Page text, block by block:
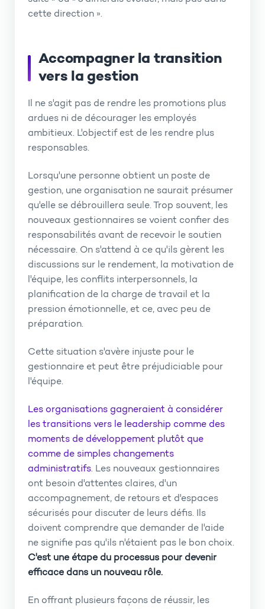
cette direction ».
Accompagner la transition
vers la gestion
Il ne s'agit pas de rendre les promotions plus
ardues ni de décourager les employés
ambitieux. L'objectif est de les rendre plus
responsables.
Lorsqu'une personne obtient un poste de
gestion, une organisation ne saurait présumer
qu'elle se débrouillera seule. Trop souvent, les
nouveaux gestionnaires se voient confier des
responsabilités avant de recevoir le soutien
nécessaire. On s'attend à ce qu'ils gèrent les
discussions sur le rendement, la motivation de
l'équipe, les conflits interpersonnels, la
planification de la charge de travail et la
pression émotionnelle, et ce, avec peu de
préparation.
Cette situation s'avère injuste pour le
gestionnaire et peut être préjudiciable pour
l'équipe.
Les organisations gagneraient à considérer
les transitions vers le leadership comme des
moments de développement plutôt que
comme de simples changements
administratifs. Les nouveaux gestionnaires
ont besoin d'attentes claires, d'un
accompagnement, de retours et d'espaces
sécurisés pour discuter de leurs défis. Ils
doivent comprendre que demander de l'aide
ne signifie pas qu'ils n'étaient pas le bon choix.
C'est une étape du processus pour devenir
efficace dans un nouveau rôle.
En offrant plusieurs façons de réussir, les